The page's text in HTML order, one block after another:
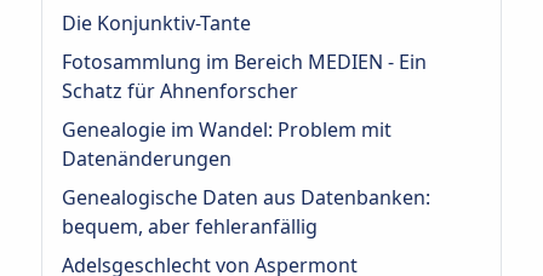
Die Konjunktiv-Tante
Fotosammlung im Bereich MEDIEN - Ein
Schatz für Ahnenforscher
Genealogie im Wandel: Problem mit
Datenänderungen
Genealogische Daten aus Datenbanken:
bequem, aber fehleranfällig
Adelsgeschlecht von Aspermont